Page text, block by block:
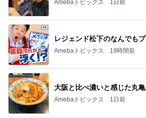
Amebaトピックス 1日前
レジェンド松下のなんでもプ
Amebaトピックス 19時間前
大阪と比べ濃いと感じた丸
Amebaトピックス 1日前